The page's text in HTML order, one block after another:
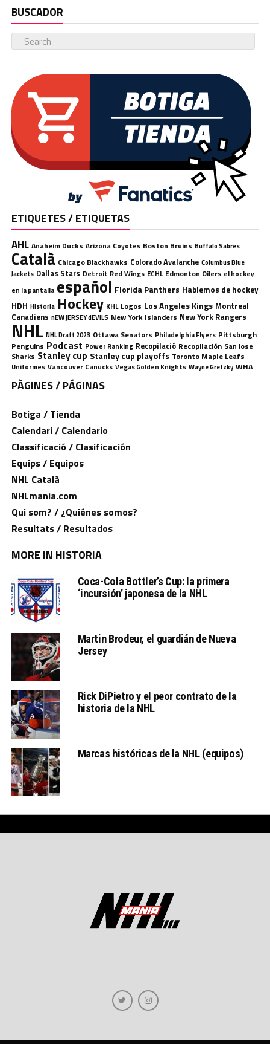
BUSCADOR
ETIQUETES / ETIQUETAS
AHL Anaheim Ducks Arizona Coyotes Boston Bruins Buffalo Sabres
Català Chicago Blackhawks Colorado Avalanche Columbus Blue
Jackets Dallas Stars Detroit Red Wings ECHL Edmonton Oilers el hockey
en la pantalla español Florida Panthers Hablemos de hockey
HDH Historia Hockey KHL Logos Los Angeles Kings Montreal
Canadiens nEW jERSEY dEVILS New York Islanders New York Rangers
NHL NHL Draft 2023 Ottawa Senators Philadelphia Flyers Pittsburgh
Penguins Podcast Power Ranking Recopilació Recopilación San Jose
Sharks Stanley cup Stanley cup playoffs Toronto Maple Leafs
Uniformes Vancouver Canucks Vegas Golden Knights Wayne Gretzky WHA
PÀGINES / PÁGINAS
Botiga / Tienda
Calendari / Calendario
Classificació / Clasificación
Equips / Equipos
NHL Català
NHLmania.com
Qui som? / ¿Quiénes somos?
Resultats / Resultados
MORE IN HISTORIA
Coca-Cola Bottler’s Cup: la primera
‘incursión’ japonesa de la NHL
Martin Brodeur, el guardián de Nueva
Jersey
Rick DiPietro y el peor contrato de la
historia de la NHL
Marcas históricas de la NHL (equipos)